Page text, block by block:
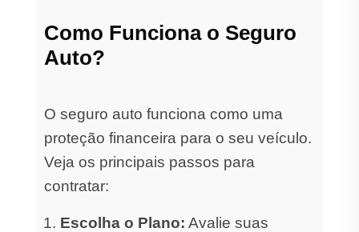
Como Funciona o Seguro
Auto?
O seguro auto funciona como uma
proteção financeira para o seu veículo.
Veja os principais passos para
contratar:
Escolha o Plano: Avalie suas